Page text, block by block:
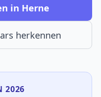
in Herne
herkennen
2026